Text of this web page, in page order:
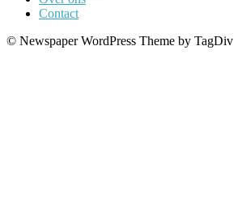
Contact
© Newspaper WordPress Theme by TagDiv